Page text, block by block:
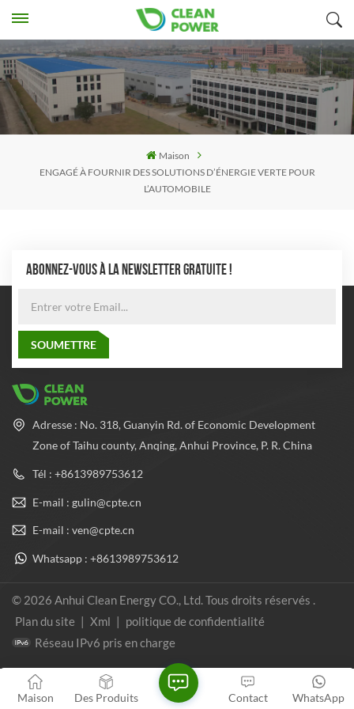
Maison
ENGAGÉ À FOURNIR DES SOLUTIONS D’ÉNERGIE VERTE POUR
L’AUTOMOBILE
ABONNEZ-VOUS À LA NEWSLETTER GRATUITE !
Adresse : No. 318, Guanyin Rd. of Economic Development
Zone of Taihu county, Anqing, Anhui Province, P. R. China
Tél : +8613989753612
E-mail : gulin@cpte.cn
E-mail : ven@cpte.cn
Whatsapp : +8613989753612
© 2026 Anhui Clean Energy CO., Ltd. Tous droits réservés .
Plan du site
Xml
politique de confidentialité
Réseau IPv6 pris en charge
Maison Des Produits WhatsApp
Contact